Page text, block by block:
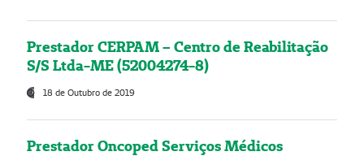
Prestador CERPAM – Centro de Reabilitação
S/S Ltda-ME (52004274-8)
18 de Outubro de 2019
Prestador Oncoped Serviços Médicos